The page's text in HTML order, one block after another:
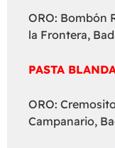
ORO: Bombón
la Frontera,
PASTA
ORO:
Campanario,